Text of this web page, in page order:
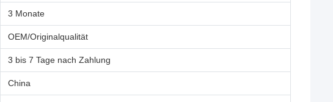
3 Monate
OEM/Originalqualität
3 bis 7 Tage nach Zahlung
China